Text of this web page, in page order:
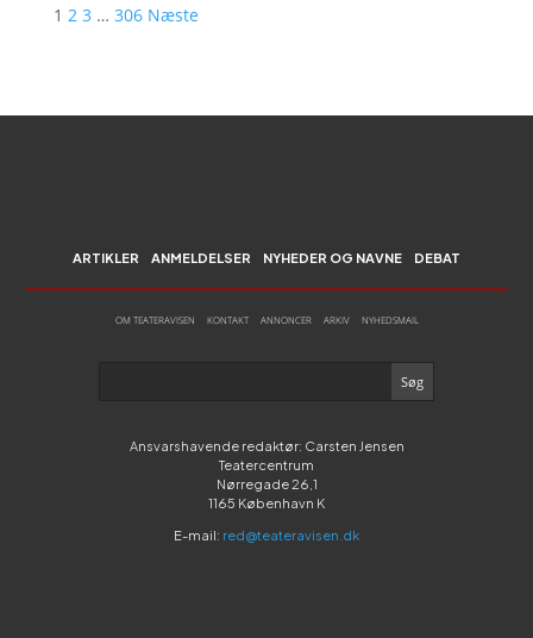
1 2 3 … 306 Næste
ARTIKLER ANMELDELSER NYHEDER OG NAVNE DEBAT
OM TEATERAVISEN KONTAKT ANNONCER ARKIV NYHEDSMAIL
Ansvarshavende redaktør: Carsten Jensen
Teatercentrum
Nørregade 26,1
1165 København K
E-mail: red@teateravisen.dk